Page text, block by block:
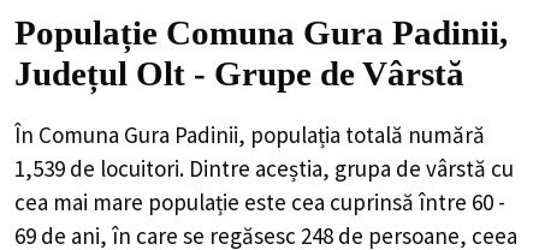
Populație Comuna Gura Padinii,
Județul Olt - Grupe de Vârstă
În Comuna Gura Padinii, populația totală numără
1,539 de locuitori. Dintre aceștia, grupa de vârstă cu
cea mai mare populație este cea cuprinsă între 60 -
69 de ani, în care se regăsesc 248 de persoane, ceea